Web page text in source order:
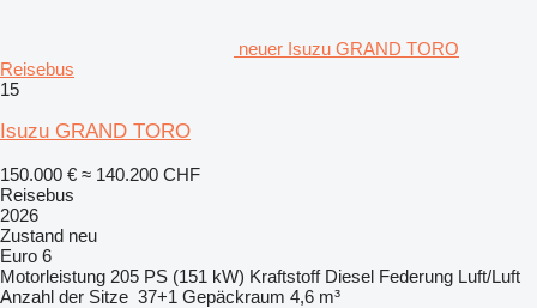
neuer Isuzu GRAND TORO
Reisebus
15
Isuzu GRAND TORO
150.000 € ≈ 140.200 CHF
Reisebus
2026
Zustand neu
Euro 6
Motorleistung 205 PS (151 kW) Kraftstoff Diesel Federung Luft/Luft
Anzahl der Sitze 37+1 Gepäckraum 4,6 m³